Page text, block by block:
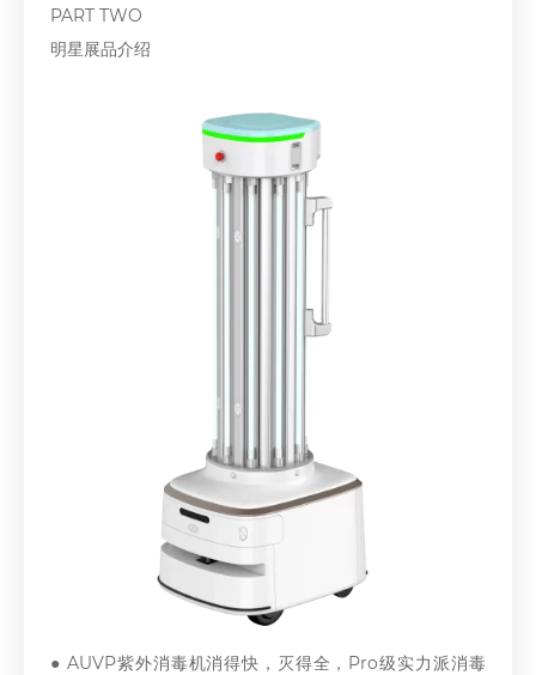
PART TWO
明星展品介绍
● AUVP紫外消毒机消得快，灭得全，Pro级实力派消毒